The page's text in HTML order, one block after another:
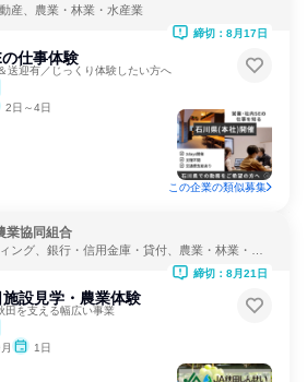
産、農業・林業・水産業
仕事体験
送迎有／じっくり体験したい方へ
2日～4日
締切：8月17日
この企業の類似募集
業協同組合
ング、銀行・信用金庫・貸付、農業・林業・水
設見学・農業体験
田を支える幅広い事業
1日
締切：8月21日